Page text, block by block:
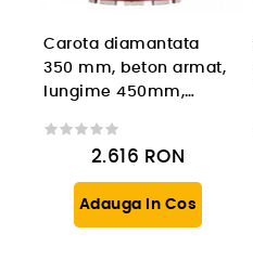
Carota diamantata
350 mm, beton armat,
lungime 450mm,
2.616 RON
Adauga In Cos